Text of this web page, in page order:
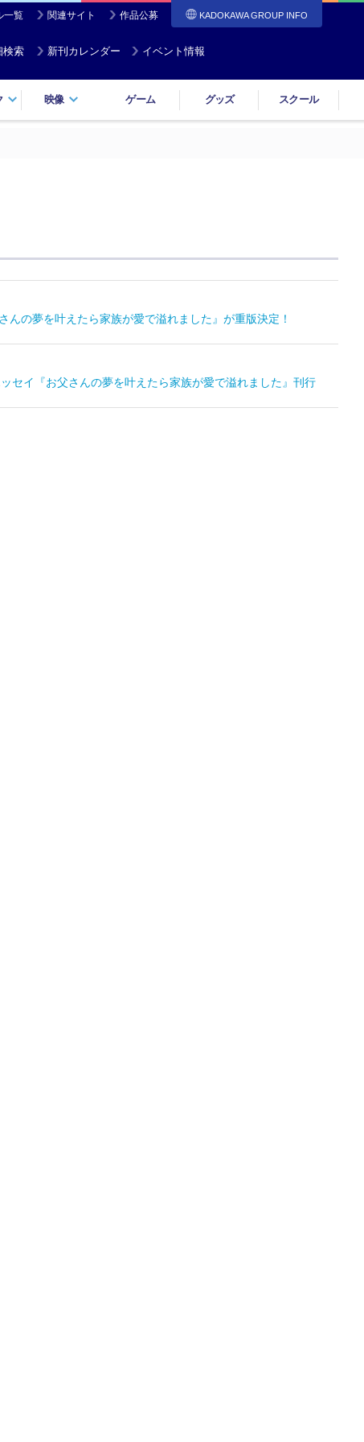
一覧 関連サイト 作品公募 KADOKAWA GROUP INFO
検索 新刊カレンダー イベント情報
映像 ゲーム グッズ スクール
の夢を叶えたら家族が愛で溢れました』が重版決定！
イ『お父さんの夢を叶えたら家族が愛で溢れました』刊行